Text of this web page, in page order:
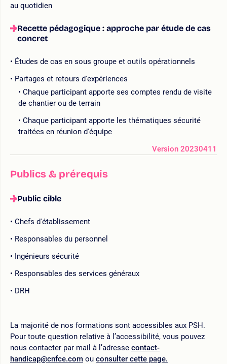
au quotidien
Recette pédagogique : approche par étude de cas
concret
Études de cas en sous groupe et outils opérationnels
Partages et retours d'expériences
Chaque participant apporte ses comptes rendu de visite
de chantier ou de terrain
Chaque participant apporte les thématiques sécurité
traitées en réunion d'équipe
Version 20230411
Publics & prérequis
Public cible
Chefs d'établissement
Responsables du personnel
Ingénieurs sécurité
Responsables des services généraux
DRH
La majorité de nos formations sont accessibles aux PSH.
Pour toute question relative à l’accessibilité, vous pouvez
nous contacter par mail à l’adresse contact-
handicap@cnfce.com ou consulter cette page.